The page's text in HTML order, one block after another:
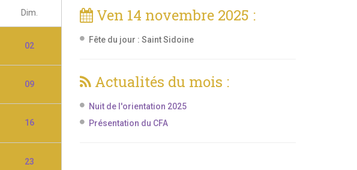
Dim.
02
09
16
23
Ven 14 novembre 2025 :
Fête du jour : Saint Sidoine
Actualités du mois :
Nuit de l'orientation 2025
Présentation du CFA